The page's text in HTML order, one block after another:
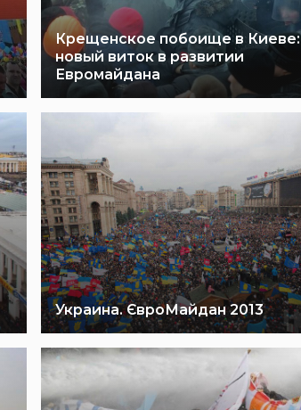
Крещенское побоище в Киеве:
новый виток в развитии
Евромайдана
Украина. ЄвроМайдан 2013